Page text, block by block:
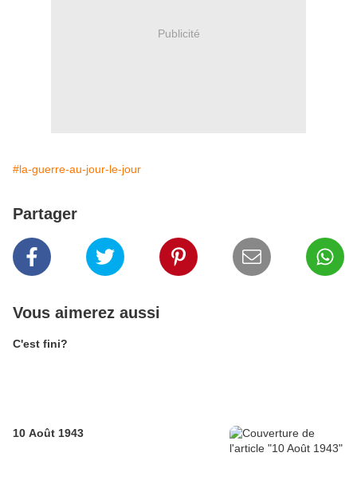
Publicité
#la-guerre-au-jour-le-jour
Partager
Vous aimerez aussi
C'est fini?
10 Août 1943